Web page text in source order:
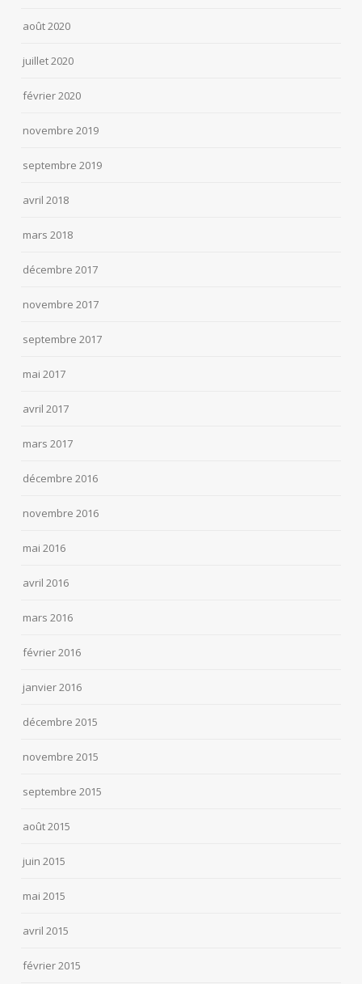
août 2020
juillet 2020
février 2020
novembre 2019
septembre 2019
avril 2018
mars 2018
décembre 2017
novembre 2017
septembre 2017
mai 2017
avril 2017
mars 2017
décembre 2016
novembre 2016
mai 2016
avril 2016
mars 2016
février 2016
janvier 2016
décembre 2015
novembre 2015
septembre 2015
août 2015
juin 2015
mai 2015
avril 2015
février 2015